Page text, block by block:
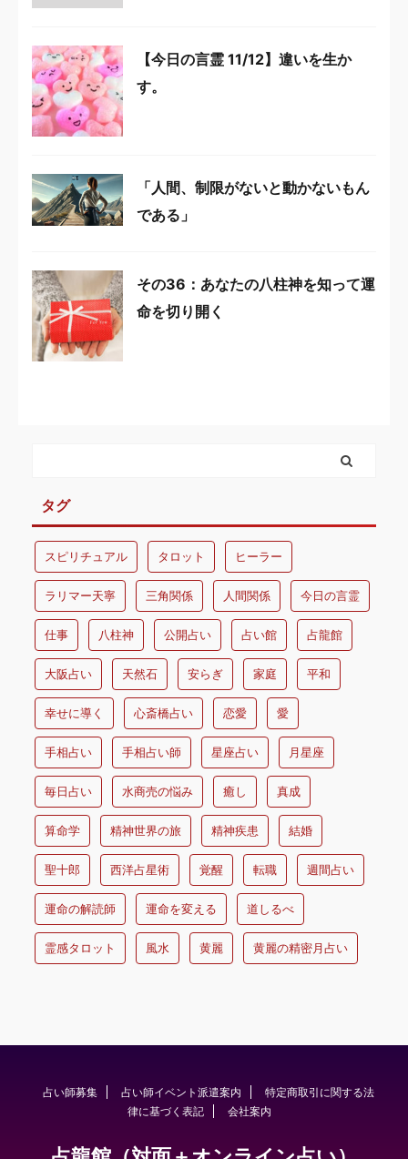
【今日の言霊 11/12】違いを生か
す。
「人間、制限がないと動かないもん
である」
その36：あなたの八柱神を知って運
命を切り開く
タグ
スピリチュアル タロット ヒーラー
ラリマー天寧 三角関係 人間関係 今日の言霊
仕事 八柱神 公開占い 占い館 占龍館
大阪占い 天然石 安らぎ 家庭 平和
幸せに導く 心斎橋占い 恋愛 愛
手相占い 手相占い師 星座占い 月星座
毎日占い 水商売の悩み 癒し 真成
算命学 精神世界の旅 精神疾患 結婚
聖十郎 西洋占星術 覚醒 転職 週間占い
運命の解読師 運命を変える 道しるべ
霊感タロット 風水 黄麗 黄麗の精密月占い
占い師募集 占い師イベント派遣案内
特定商取引に関する法
律に基づく表記
会社案内